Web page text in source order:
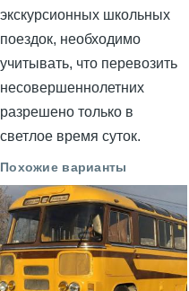
экскурсионных школьных
поездок, необходимо
учитывать, что перевозить
несовершеннолетних
разрешено только в
светлое время суток.
Похожие варианты